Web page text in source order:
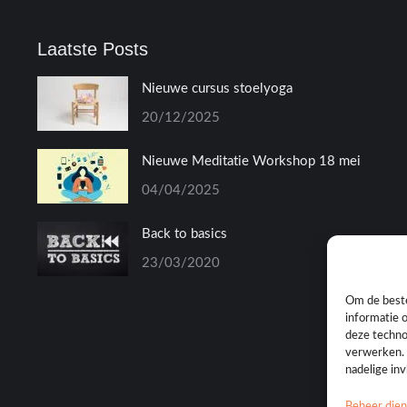
Om de
informatie
deze
verwerken.
nadelige
Laatste Posts
Nieuwe cursus stoelyoga
20/12/2025
Nieuwe Meditatie Workshop 18 mei
04/04/2025
Back to basics
23/03/2020